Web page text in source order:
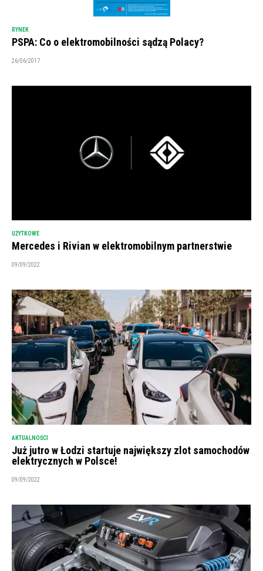
RYNEK
PSPA: Co o elektromobilności sądzą Polacy?
26/06/2017
UŻYTKOWE
Mercedes i Rivian w elektromobilnym partnerstwie
09/09/2022
AKTUALNOŚCI
Już jutro w Łodzi startuje największy zlot samochodów
elektrycznych w Polsce!
09/09/2022